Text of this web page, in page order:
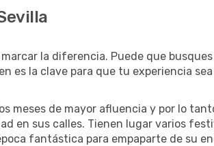
la diferencia. Puede que
es la clave para que tu experiencia
meses de mayor afluencia y por lo
en sus calles. Tienen lugar varios
fantástica para empaparte de su